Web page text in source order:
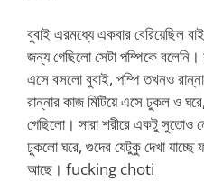
বুবাই এরমধ্যে একবার বেরিয়েছিল
জন্য গেছিলো সেটা পম্পিকে
এসে বসলো বুবাই, পম্পি তখনও
রান্নার কাজ মিটিয়ে এসে ঢুকল ও
গেছিলো। সারা শরীরে একটু সুতোও
ঢুকলো ঘরে, গুদের যেটুকু দেখা যাচ্ছে
আছে। fucking choti